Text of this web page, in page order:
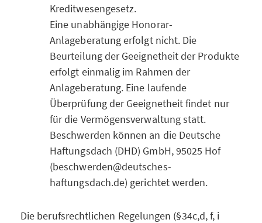
Kreditwesengesetz.
Eine unabhängige Honorar-
Anlageberatung erfolgt nicht. Die
Beurteilung der Geeignetheit der Produkte
erfolgt einmalig im Rahmen der
Anlageberatung. Eine laufende
Überprüfung der Geeignetheit findet nur
für die Vermögensverwaltung statt.
Beschwerden können an die Deutsche
Haftungsdach (DHD) GmbH, 95025 Hof
(beschwerden@deutsches-
haftungsdach.de) gerichtet werden.
Die berufsrechtlichen Regelungen (§34c,d, f, i